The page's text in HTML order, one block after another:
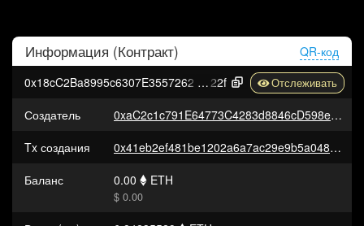
Информация (Контракт)
QR-код
0x18cC2Ba8995c6307E355726244ADb023Cf005
22f
Создатель
0xaC2c1c791E64773C4283d8846cD598eA35F6861C
Tx создания
0x41eb2ef481be1202a6a7ac29e9b5a04801d1a627dd1db23766c2e2a486e758f2
Баланс
0.00 ETH
$ 0.00